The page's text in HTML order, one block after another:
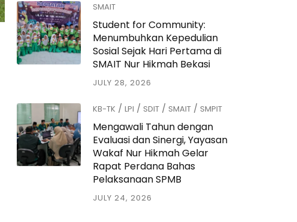
SMAIT
Student for Community:
Menumbuhkan Kepedulian
Sosial Sejak Hari Pertama di
SMAIT Nur Hikmah Bekasi
JULY 28, 2026
KB-TK / LPI / SDIT/ SMAIT/ SMPIT
Mengawali Tahun dengan
Evaluasi dan Sinergi, Yayasan
Wakaf Nur Hikmah Gelar
Rapat Perdana Bahas
Pelaksanaan SPMB
JULY 24, 2026